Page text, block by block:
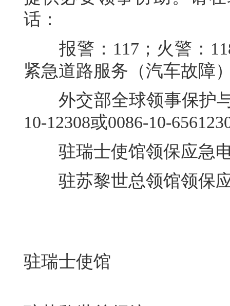
话：
报警：117；火警：
紧急道路服务（汽车故障
外交部全球领事保护与
10-12308或0086-10-
驻瑞士使馆领保应急电
驻苏黎世总领馆领保应
驻瑞士使馆